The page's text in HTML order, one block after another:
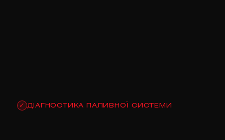
✓ ДІАГНОСТИКА ПАЛИВНОЇ СИСТЕМИ